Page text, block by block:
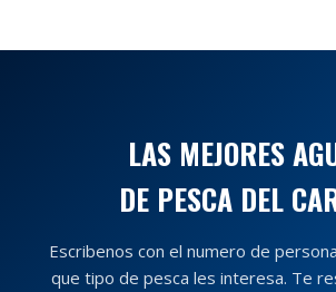
LAS MEJORES
DE PESCA DEL
Escribenos con el numero de
que tipo de pesca les interesa. Te